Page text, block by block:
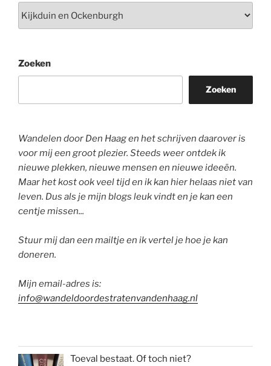
Zoeken
Zoeken
Wandelen door Den Haag en het schrijven daarover is
voor mij een groot plezier. Steeds weer ontdek ik
nieuwe plekken, nieuwe mensen en nieuwe ideeën.
Maar het kost ook veel tijd en ik kan hier helaas niet van
leven. Dus als je mijn blogs leuk vindt en je kan een
centje missen...
Stuur mij dan een mailtje en ik vertel je hoe je kan
doneren.
Mijn email-adres is:
info@wandeldoordestratenvandenhaag.nl
Toeval bestaat. Of toch niet?